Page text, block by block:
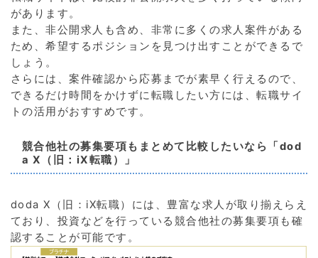
があります。
また、非公開求人も含め、非常に多くの求人案件がある
ため、希望するポジションを見つけ出すことができるで
しょう。
さらには、案件確認から応募までが素早く行えるので、
できるだけ時間をかけずに転職したい方には、転職サイ
トの活用がおすすめです。
競合他社の募集要項もまとめて比較したいなら「dod
a X（旧：iX転職）」
doda X（旧：iX転職）には、豊富な求人が取り揃えらえ
ており、投資などを行っている競合他社の募集要項も確
認することが可能です。